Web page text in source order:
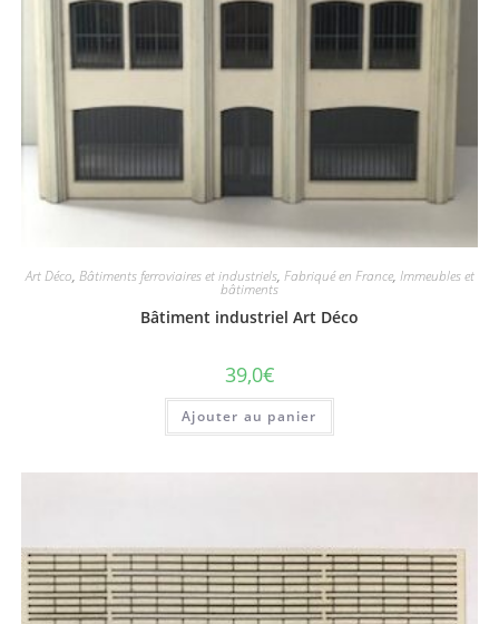
Art Déco, Bâtiments ferroviaires et industriels, Fabriqué en France, Immeubles et
bâtiments
Bâtiment industriel Art Déco
39,0€
Ajouter au panier